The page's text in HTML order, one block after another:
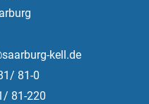
kell.de
81-0
81-220